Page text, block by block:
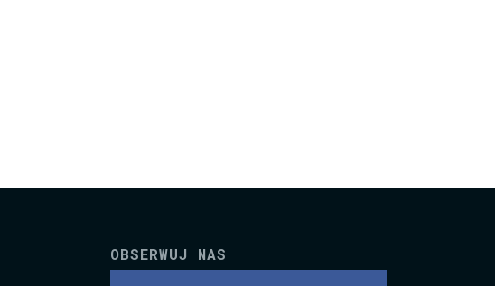
OBSERWUJ NAS